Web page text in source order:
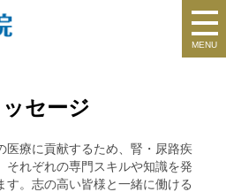
MENU
医療に貢献するため、腎・尿路疾
それぞれの専門スキルや知識を発
す。志の高い皆様と一緒に働ける